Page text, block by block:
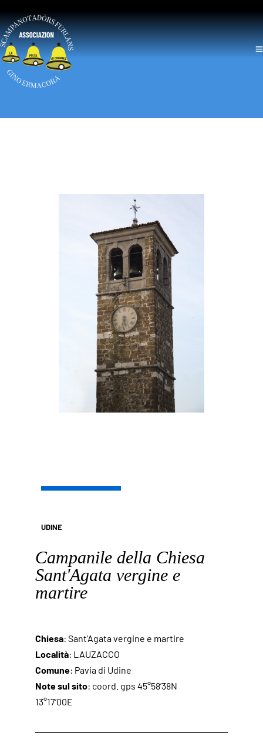
UDINE
Campanile della Chiesa
Sant'Agata vergine e
martire
Chiesa: Sant’Agata vergine e martire
Località: LAUZACCO
Comune: Pavia di Udine
Note sul sito: coord. gps 45°58’38N
13°17’00E